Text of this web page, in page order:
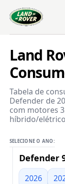
Land
Tabela de
Defender de
com motores
híbrido/
SELECIONE O ANO:
Defender
2026